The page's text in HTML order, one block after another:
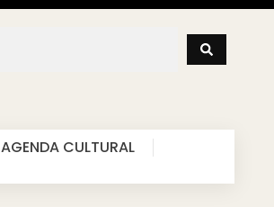
AGENDA CULTURAL